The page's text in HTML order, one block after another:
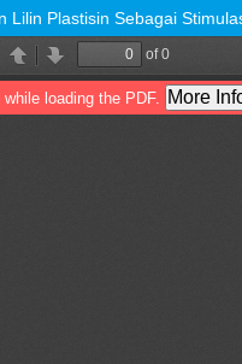
Lilin Plastisin Sebagai